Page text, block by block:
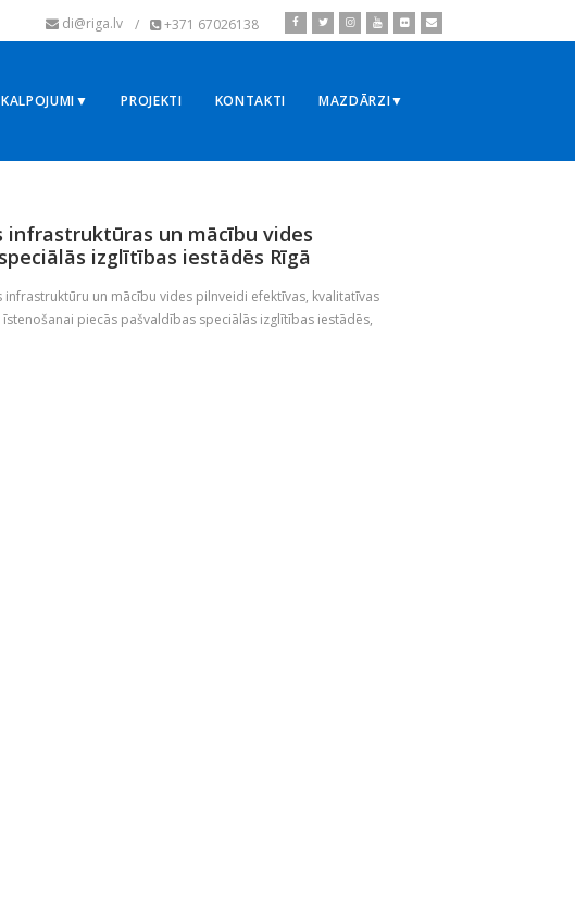
di@riga.lv / +371 67026138
PROJEKTI KONTAKTI MAZDĀRZI▼
infrastruktūras un mācību vides
izglītības iestādēs Rīgā
infrastruktūru un mācību vides pilnveidi efektīvas, kvalitatīvas
piecās pašvaldības speciālās izglītības iestādēs,